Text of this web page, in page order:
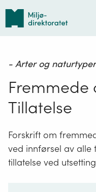
Tilbake
forsiden
- Arter og naturtyper
Fremmede
Tillatelse
Forskrift om
ved innførsel av alle
tillatelse ved